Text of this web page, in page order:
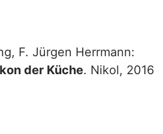
F. Jürgen Herrmann:
der Küche. Nikol, 2016